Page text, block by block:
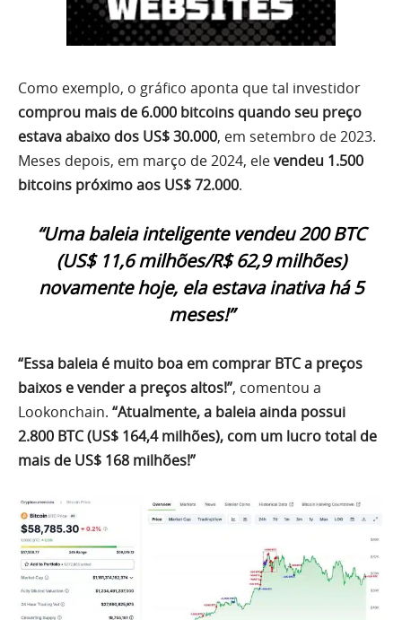
Como exemplo, o gráfico aponta que tal investidor
comprou mais de 6.000 bitcoins quando seu preço
estava abaixo dos US$ 30.000, em setembro de 2023.
Meses depois, em março de 2024, elevendeu 1.500
bitcoins próximo aos US$ 72.000.
“Uma baleia inteligente vendeu 200 BTC
(US$ 11,6 milhões/R$ 62,9 milhões)
novamente hoje, ela estava inativa há 5
meses!”
“Essa baleia é muito boa em comprar BTC a preços
baixos e vender a preços altos!”, comentou a
Lookonchain. “Atualmente, a baleia ainda possui
2.800 BTC (US$ 164,4 milhões), com um lucro total de
mais de US$ 168 milhões!”